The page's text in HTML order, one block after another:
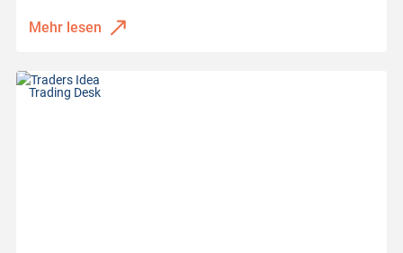
Mehr lesen
Trading Desk